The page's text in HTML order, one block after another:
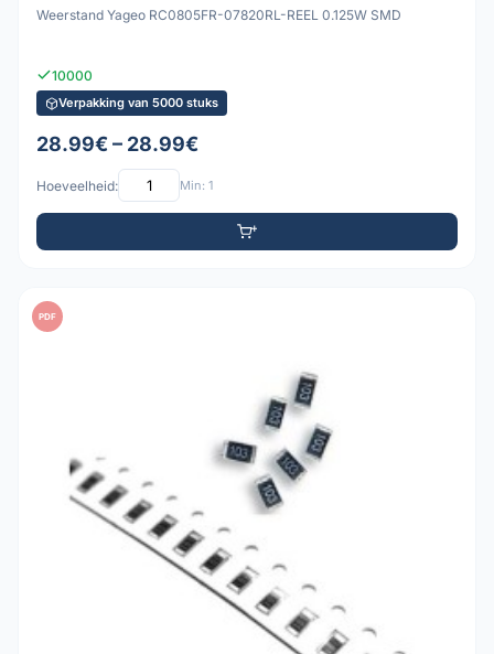
Weerstand Yageo RC0805FR-07820RL-REEL 0.125W SMD
10000
Verpakking van 5000 stuks
28.99€ – 28.99€
Hoeveelheid: Min: 1
PDF